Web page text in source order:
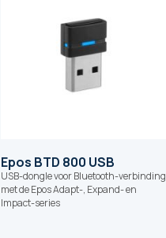
Epos BTD 800 USB
USB-dongle voor Bluetooth-verbinding
met de Epos Adapt-, Expand- en
Impact-series